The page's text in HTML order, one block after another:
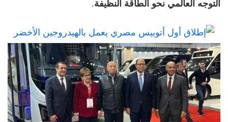
التوجه العالمي نحو الطاقة النظيفة.